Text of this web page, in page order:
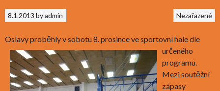
Nezařazené
8.1.2013 byadmin
Oslavy proběhly v sobotu 8. prosince ve sportovní hale dle
určeného
programu.
Mezi soutěžní
zápasy